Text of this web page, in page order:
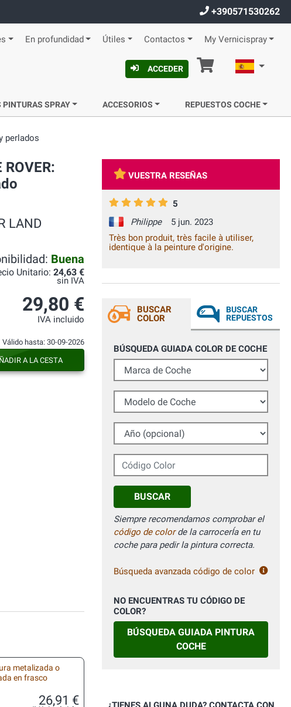
+390571530262
En profundidad Útiles Contactos My Vernicispray
ACCEDER Cesta Español
PINTURAS SPRAY ACCESORIOS REPUESTOS COCHE
perlados
LAND
Buena
Unitario: 24,63 €
sin IVA
29,80 €
IVA incluido
Válido hasta: 30-09-2026
A LA CESTA
metalizada o
en frasco
26,91 €
VUESTRA RESEÑAS
5
Philippe
5 jun. 2023
Très bon produit, très facile à utiliser,
identique à la peinture d'origine.
BUSCAR
COLOR
BUSCAR
REPUESTOS
BÚSQUEDA GUIADA COLOR DE COCHE
Marca de Coche
Modelo de Coche
Año (opcional)
Código Color
BUSCAR
Siempre recomendamos comprobar el
código de colorde la carrocerÍa en tu
coche para pedir la pintura correcta.
Búsqueda avanzada código de color
NO ENCUENTRAS TU CÓDIGO DE
COLOR?
BÚSQUEDA GUIADA PINTURA
COCHE